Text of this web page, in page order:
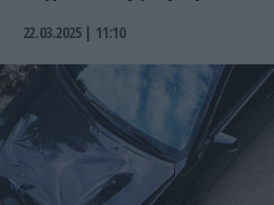
22.03.2025 | 11:10